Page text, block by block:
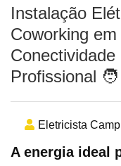
Instalação
Coworking
Profissional
Eletricista
A energia ideal